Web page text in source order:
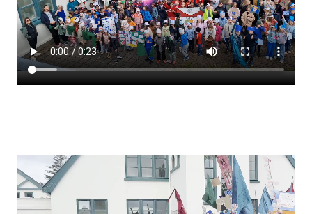
Lestrarheftin
Náms- og kennsluáætlanir
Námsráðgjafi
Stundaskrár
Valgreinar